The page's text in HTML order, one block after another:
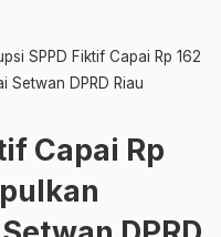
SPPD Fiktif Capai Rp 162
Setwan DPRD Riau
Capai Rp